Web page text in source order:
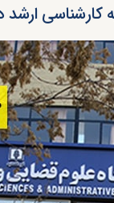
ارشد